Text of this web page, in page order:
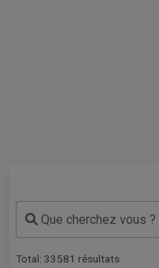
Que cherchez vous ?
Total: 33581 résultats